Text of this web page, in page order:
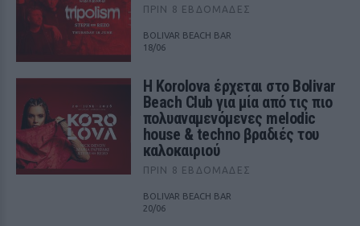
ΠΡΙΝ 8 ΕΒΔΟΜΆΔΕΣ
BOLIVAR BEACH BAR
18/06
Η Korolova έρχεται στο Bolivar
Beach Club για μία από τις πιο
πολυαναμενόμενες melodic
house & techno βραδιές του
καλοκαιριού
ΠΡΙΝ 8 ΕΒΔΟΜΆΔΕΣ
BOLIVAR BEACH BAR
20/06